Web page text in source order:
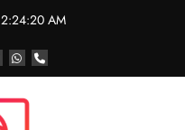
2:24:20 AM